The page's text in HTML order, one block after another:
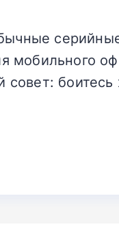
мобильного
совет: